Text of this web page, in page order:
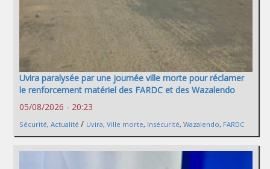
Uvira paralysée par une journée ville morte pour réclamer
le renforcement matériel des FARDC et des Wazalendo
05/08/2026 - 20:23
Sécurité, Actualité / Uvira, Ville morte, Insécurité, Wazalendo, FARDC